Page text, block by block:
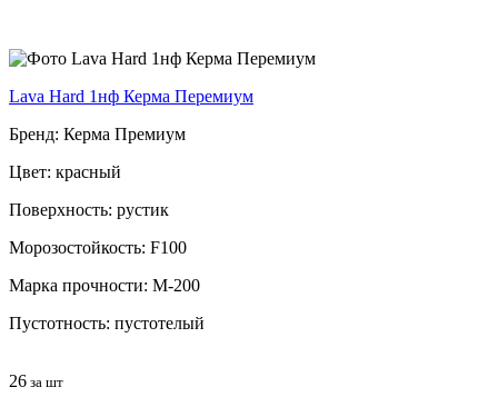
Lava Hard 1нф Керма Перемиум
Бренд: Керма Премиум
Цвет: красный
Поверхность: рустик
Морозостойкость: F100
Марка прочности: М-200
Пустотность: пустотелый
26 за шт